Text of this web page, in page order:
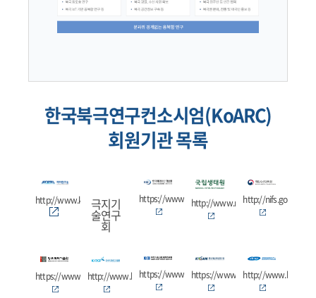
한국북극연구컨소시엄(KoARC)
회원기관 목록
http://www.kopri.re.kr
극지기
술연구
회
https://www.kmi.re.krhttp://www.nie.re.krhttp://nifs.go.kr
https://www.gist.ac.krhttp://www.kiost.ac.krhttps://www.kbsi.re.krhttps://www.kigam.re.kr
http://